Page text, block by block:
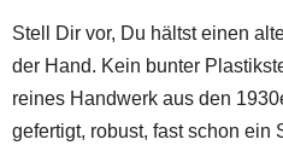
Stell Dir vor, Du hältst einen
der Hand. Kein bunter
reines Handwerk aus den
gefertigt, robust, fast schon ein